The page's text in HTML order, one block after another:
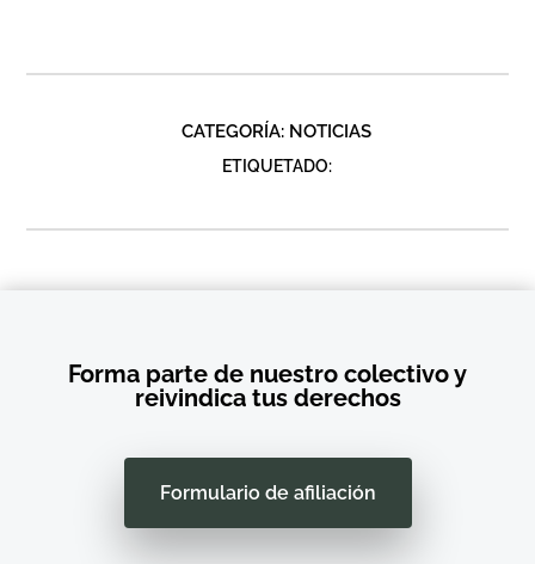
CATEGORÍA: NOTICIAS
ETIQUETADO:
Forma parte de nuestro colectivo y
reivindica tus derechos
Formulario de afiliación